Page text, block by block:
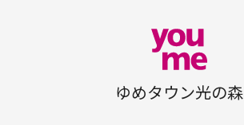
ゆめタウン光の森